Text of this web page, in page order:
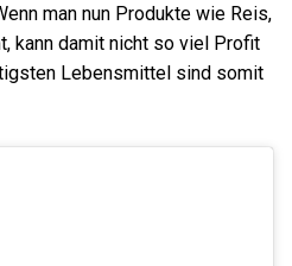
man nun Produkte wie Reis,
kann damit nicht so viel Profit
Lebensmittel sind somit